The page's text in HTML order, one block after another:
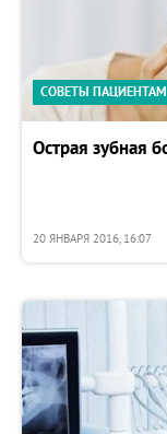
СОВЕТЫ ПАЦИЕНТАМ
Острая зубная
20 ЯНВАРЯ 2016, 16:07